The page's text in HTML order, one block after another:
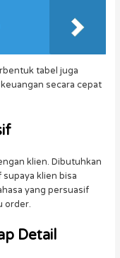
tabel juga
secara cepat
klien. Dibutuhkan
klien bisa
yang persuasif
order.
Detail